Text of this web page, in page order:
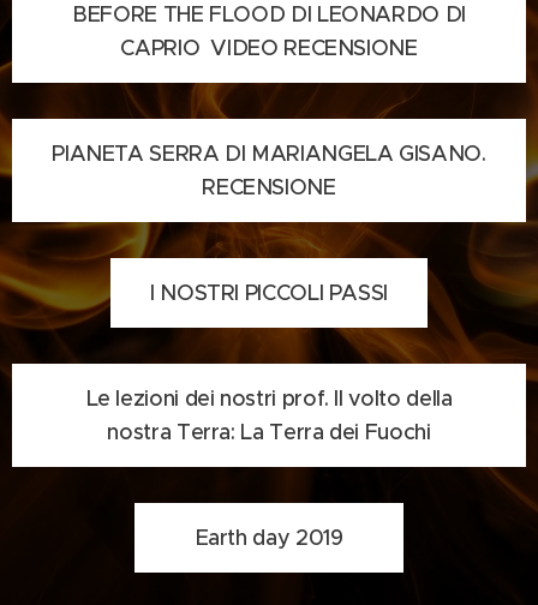
BEFORE THE FLOOD DI LEONARDO DI
CAPRIO VIDEO RECENSIONE
PIANETA SERRA DI MARIANGELA GISANO.
RECENSIONE
I NOSTRI PICCOLI PASSI
Le lezioni dei nostri prof. Il volto della
nostra Terra: La Terra dei Fuochi
Earth day 2019